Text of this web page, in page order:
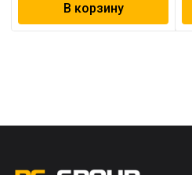
В корзину